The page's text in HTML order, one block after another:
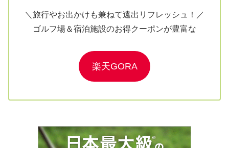
＼旅行やお出かけも兼ねて遠出リフレッシュ！／
ゴルフ場＆宿泊施設のお得クーポンが豊富な
楽天GORA